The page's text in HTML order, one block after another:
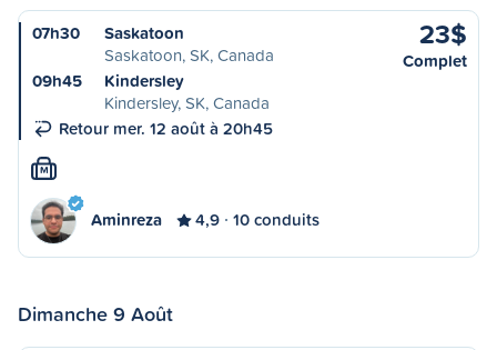
07h30
Saskatoon
Saskatoon, SK, Canada
09h45
Kindersley
Kindersley, SK, Canada
Retour mer. 12 août à 20h45
23$
Complet
M
Aminreza 4,9 10 conduits
Dimanche 9 Août